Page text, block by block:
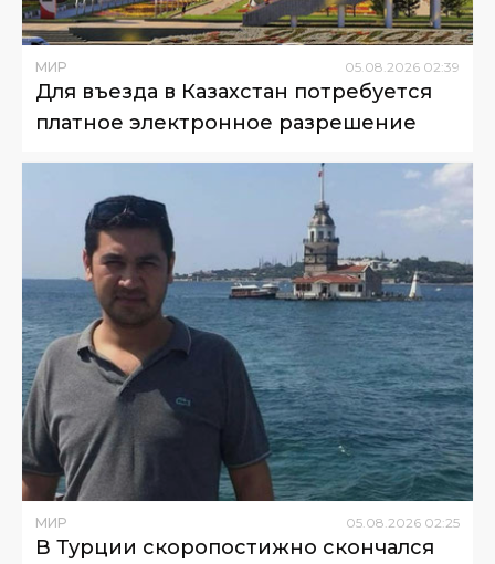
МИР 05.08.2026 02:39
Для въезда в Казахстан потребуется
платное электронное разрешение
МИР 05.08.2026 02:25
В Турции скоропостижно скончался